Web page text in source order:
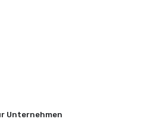
Unternehmen